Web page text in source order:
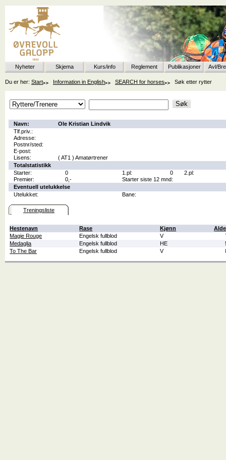
Nyheter Skjema Kurs/info Reglement Publikasjoner Avl/
Du er her: Start Information in English SEARCH for horses Søk etter rytter
Navn:
Ole Kristian Lindvik
Tlf.priv.:
Adresse:
Postnr/sted:
E-post:
Lisens:
( AT1 ) Amatørtrener
Totalstatistikk
Starter:
0 1.pl: 0
2.pl:
Premier:
0,-
Starter siste 12 mnd:
Eventuell utelukkelse
Utelukket:
Bane:
Treningsliste
Hestenavn Rase Kjønn
Magie Rouge
Engelsk fullblod V
Medaglia
Engelsk fullblod HE
To The Bar
Engelsk fullblod V